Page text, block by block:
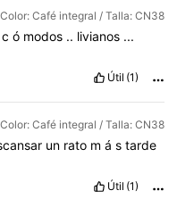
Color: Café integral / Talla: CN38
c ó modos .. livianos ...
Útil (1)
Color: Café integral / Talla: CN38
un rato mástarde
Útil (1)